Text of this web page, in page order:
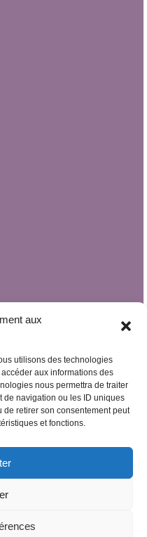
aux
utilisons des technologies
aux informations des
nous permettra de traiter
de navigation ou les ID uniques
de retirer son consentement peut
et fonctions.